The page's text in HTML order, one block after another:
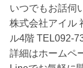
いつでもお話伺
株式会社アイル
ル4階 TEL092-
詳細はホームペ